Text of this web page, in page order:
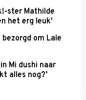
ster Mathilde
het erg leuk'
om Lale
Mi dushi naar
alles nog?’